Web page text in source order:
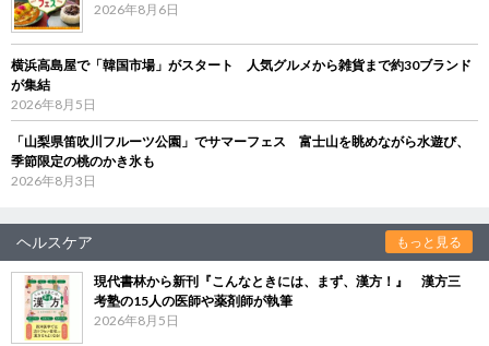
2026年8月6日
横浜高島屋で「韓国市場」がスタート 人気グルメから雑貨まで約30ブランド
が集結
2026年8月5日
「山梨県笛吹川フルーツ公園」でサマーフェス 富士山を眺めながら水遊び、
季節限定の桃のかき氷も
2026年8月3日
ヘルスケア もっと見る
現代書林から新刊『こんなときには、まず、漢方！』 漢方三
考塾の15人の医師や薬剤師が執筆
2026年8月5日